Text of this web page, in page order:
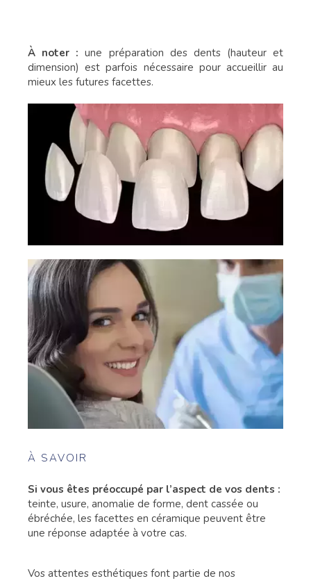
À noter :une préparation des dents (hauteur et
dimension) est parfois nécessaire pour accueillir au
mieux les futures facettes.
À SAVOIR
Si vous êtes préoccupé par l’aspect de vos dents :
teinte, usure, anomalie de forme, dent cassée ou
ébréchée, les facettes en céramique peuvent être
une réponse adaptée à votre cas.
Vos attentes esthétiques font partie de nos